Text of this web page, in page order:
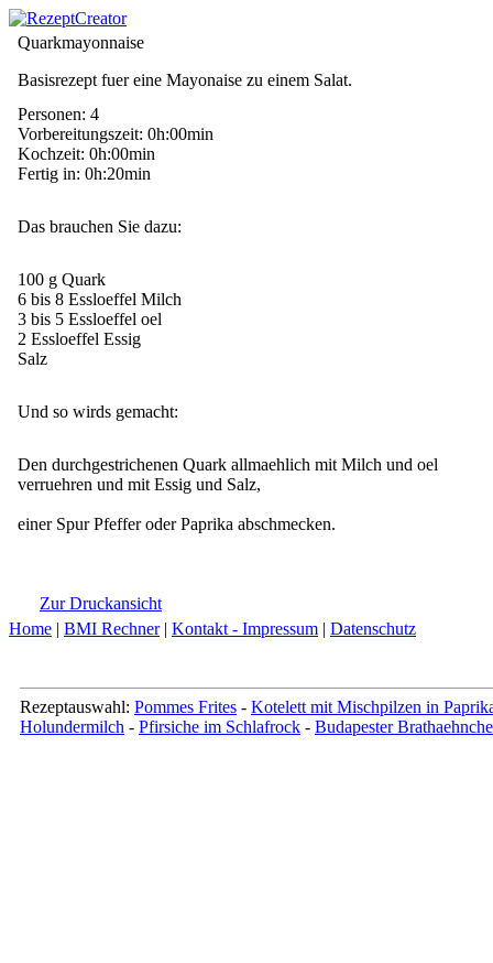
Quarkmayonnaise
Basisrezept fuer eine Mayonaise zu einem Salat.
Personen: 4
Vorbereitungszeit: 0h:00min
Kochzeit: 0h:00min
Fertig in: 0h:20min
Das brauchen Sie dazu:
100 g Quark
6 bis 8 Essloeffel Milch
3 bis 5 Essloeffel oel
2 Essloeffel Essig
Salz
Und so wirds gemacht:
Den durchgestrichenen Quark allmaehlich mit Milch und oel
verruehren und mit Essig und Salz,
einer Spur Pfeffer oder Paprika abschmecken.
Zur Druckansicht
Home | BMI Rechner| Kontakt - Impressum | Datenschutz
Rezeptauswahl: Pommes Frites - Kotelett mit Mischpilzen in
Holundermilch - Pfirsiche im Schlafrock - Budapester